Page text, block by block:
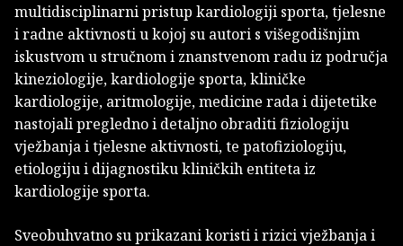
multidisciplinarni pristup kardiologiji sporta, tjelesne
i radne aktivnosti u kojoj su autori s višegodišnjim
iskustvom u stručnom i znanstvenom radu iz područja
kineziologije, kardiologije sporta, kliničke
kardiologije, aritmologije, medicine rada i dijetetike
nastojali pregledno i detaljno obraditi fiziologiju
vježbanja i tjelesne aktivnosti, te patofiziologiju,
etiologiju i dijagnostiku kliničkih entiteta iz
kardiologije sporta.
Sveobuhvatno su prikazani koristi i rizici vježbanja i